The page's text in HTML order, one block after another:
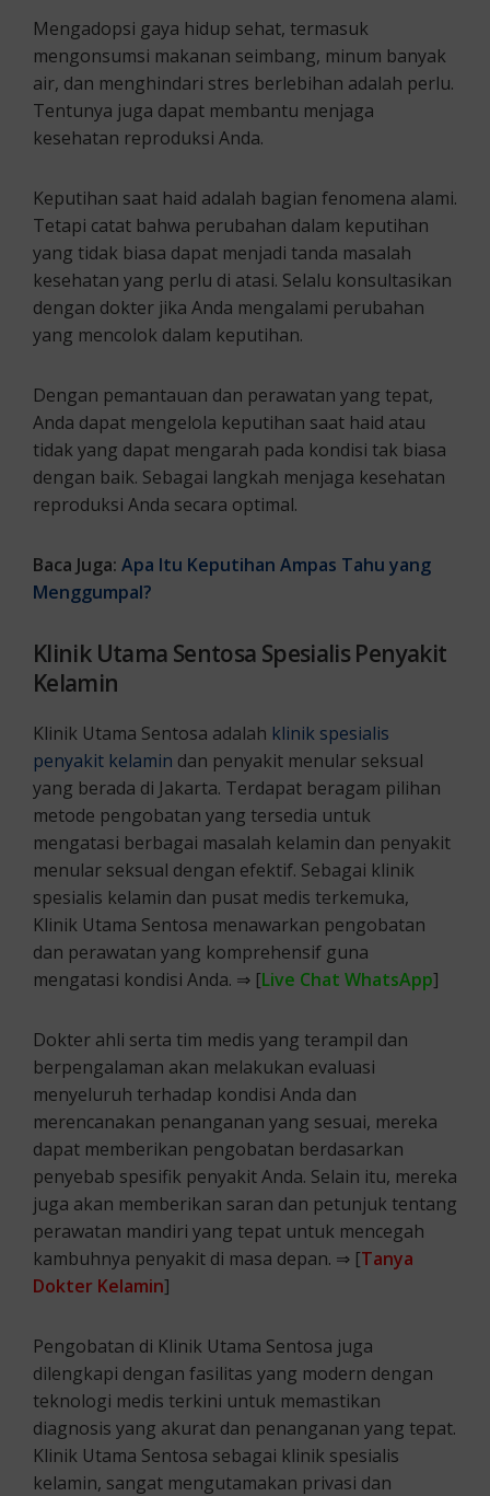
Mengadopsi gaya hidup sehat, termasuk
mengonsumsi makanan seimbang, minum banyak
air, dan menghindari stres berlebihan adalah perlu.
Tentunya juga dapat membantu menjaga
kesehatan reproduksi Anda.
Keputihan saat haid adalah bagian fenomena alami.
Tetapi catat bahwa perubahan dalam keputihan
yang tidak biasa dapat menjadi tanda masalah
kesehatan yang perlu di atasi. Selalu konsultasikan
dengan dokter jika Anda mengalami perubahan
yang mencolok dalam keputihan.
Dengan pemantauan dan perawatan yang tepat,
Anda dapat mengelola keputihan saat haid atau
tidak yang dapat mengarah pada kondisi tak biasa
dengan baik. Sebagai langkah menjaga kesehatan
reproduksi Anda secara optimal.
Baca Juga: Apa Itu Keputihan Ampas Tahu yang
Menggumpal?
Klinik Utama Sentosa Spesialis Penyakit
Kelamin
Klinik Utama Sentosa adalah klinik spesialis
penyakit kelamin dan penyakit menular seksual
yang berada di Jakarta. Terdapat beragam pilihan
metode pengobatan yang tersedia untuk
mengatasi berbagai masalah kelamin dan penyakit
menular seksual dengan efektif. Sebagai klinik
spesialis kelamin dan pusat medis terkemuka,
Klinik Utama Sentosa menawarkan pengobatan
dan perawatan yang komprehensif guna
mengatasi kondisi Anda. ⇒ [Live Chat WhatsApp]
Dokter ahli serta tim medis yang terampil dan
berpengalaman akan melakukan evaluasi
menyeluruh terhadap kondisi Anda dan
merencanakan penanganan yang sesuai, mereka
dapat memberikan pengobatan berdasarkan
penyebab spesifik penyakit Anda. Selain itu, mereka
juga akan memberikan saran dan petunjuk tentang
perawatan mandiri yang tepat untuk mencegah
kambuhnya penyakit di masa depan. ⇒ [Tanya
Dokter Kelamin]
Pengobatan di Klinik Utama Sentosa juga
dilengkapi dengan fasilitas yang modern dengan
teknologi medis terkini untuk memastikan
diagnosis yang akurat dan penanganan yang tepat.
Klinik Utama Sentosa sebagai klinik spesialis
kelamin, sangat mengutamakan privasi dan